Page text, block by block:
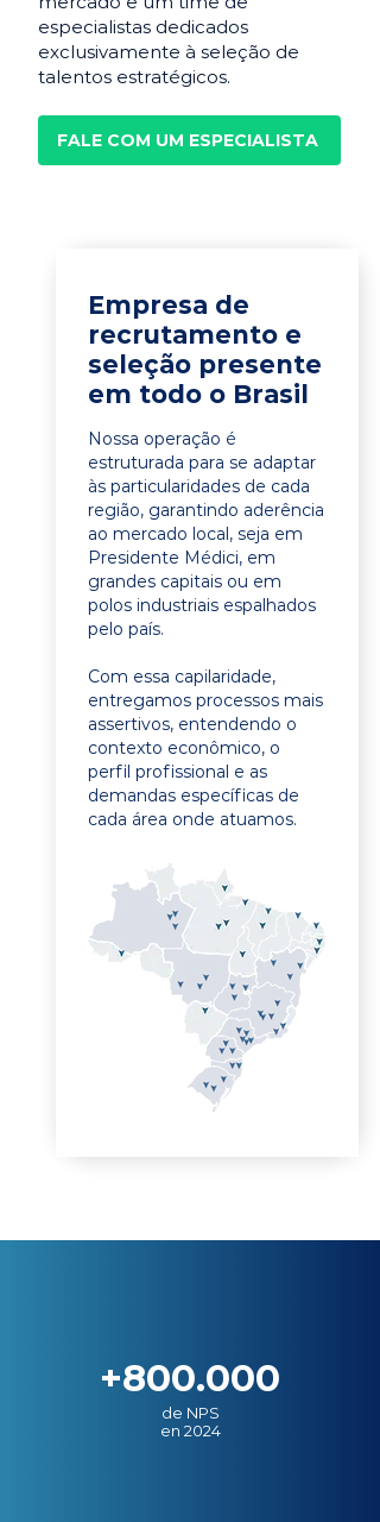
especialistas dedicados
exclusivamente à seleção de
talentos estratégicos.
FALE COM UM ESPECIALISTA
Empresa de
recrutamento e
seleção presente
em todo o Brasil
Nossa operação é
estruturada para se adaptar
às particularidades de cada
região, garantindo aderência
ao mercado local, seja em
Presidente Médici, em
grandes capitais ou em
polos industriais espalhados
pelo país.
Com essa capilaridade,
entregamos processos mais
assertivos, entendendo o
contexto econômico, o
perfil profissional e as
demandas específicas de
cada área onde atuamos.
+800.000
de NPS
en 2024